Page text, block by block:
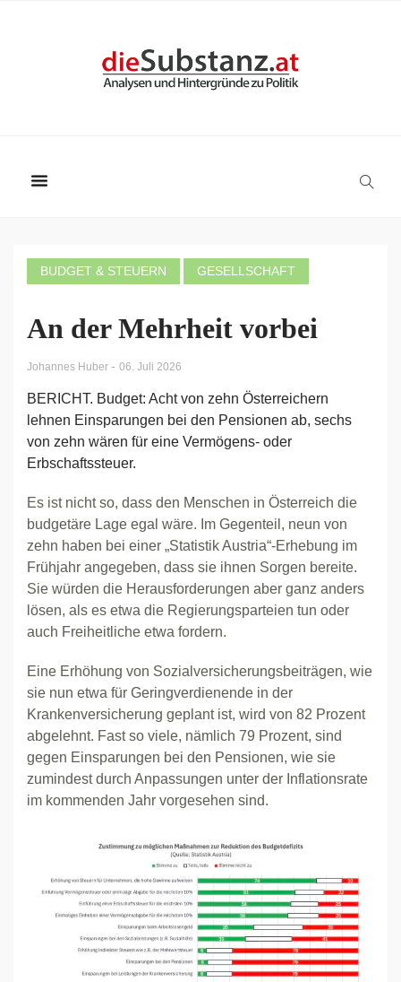
BUDGET & STEUERN GESELLSCHAFT
An der Mehrheit vorbei
Johannes Huber - 06. Juli 2026
BERICHT. Budget: Acht von zehn Österreichern
lehnen Einsparungen bei den Pensionen ab, sechs
von zehn wären für eine Vermögens- oder
Erbschaftssteuer.
Es ist nicht so, dass den Menschen in Österreich die
budgetäre Lage egal wäre. Im Gegenteil, neun von
zehn haben bei einer „Statistik Austria“-Erhebung im
Frühjahr angegeben, dass sie ihnen Sorgen bereite.
Sie würden die Herausforderungen aber ganz anders
lösen, als es etwa die Regierungsparteien tun oder
auch Freiheitliche etwa fordern.
Eine Erhöhung von Sozialversicherungsbeiträgen, wie
sie nun etwa für Geringverdienende in der
Krankenversicherung geplant ist, wird von 82 Prozent
abgelehnt. Fast so viele, nämlich 79 Prozent, sind
gegen Einsparungen bei den Pensionen, wie sie
zumindest durch Anpassungen unter der Inflationsrate
im kommenden Jahr vorgesehen sind.